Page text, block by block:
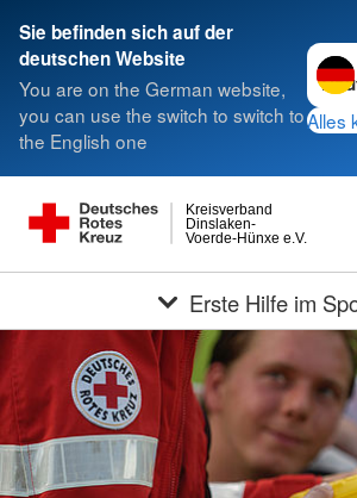
Sie befinden sich auf der
deutschen Website
You are on the German website,
you can use the switch to switch to
the English one
Alles
Voerde-Hünxe e.V.
Dinslaken-
Kreisverband
Erste Hilfe im